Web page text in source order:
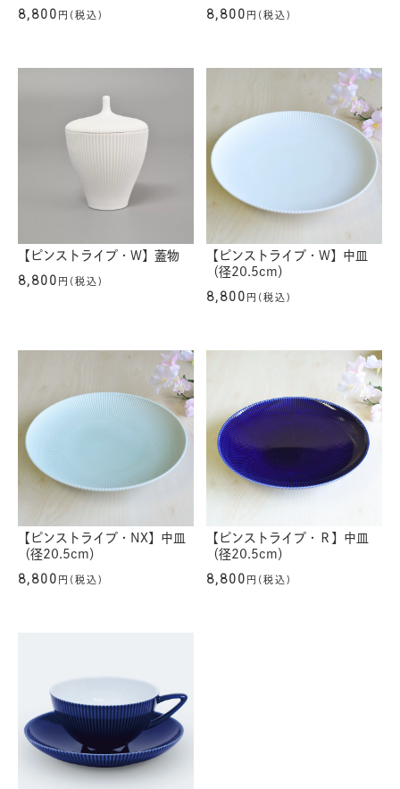
8,800 円(税込) 8,800 円(税込)
【ピンストライプ・W】蓋物
8,800 円(税込)
【ピンストライプ・W】中皿
（径20.5cm）
8,800 円(税込)
【ピンストライプ・NX】中皿
（径20.5cm）
8,800 円(税込)
【ピンストライプ・Ｒ】中皿
（径20.5cm）
8,800 円(税込)